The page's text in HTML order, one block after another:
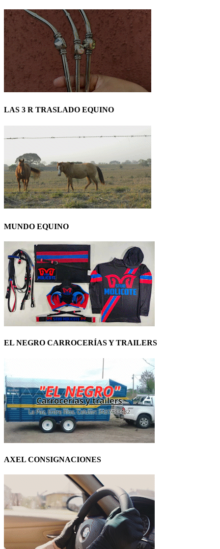
LAS 3 R TRASLADO EQUINO
MUNDO EQUINO
EL NEGRO CARROCERÍAS Y TRAILERS
AXEL CONSIGNACIONES